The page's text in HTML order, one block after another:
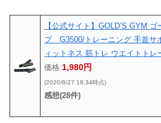
【公式サイト】GOLD’S GYM
プ G3500/トレーニング 手首サ
ィットネス 筋トレ ウエイトトレ
価格:1,980円
(2020/8/27 18:34時点)
感想(28件)